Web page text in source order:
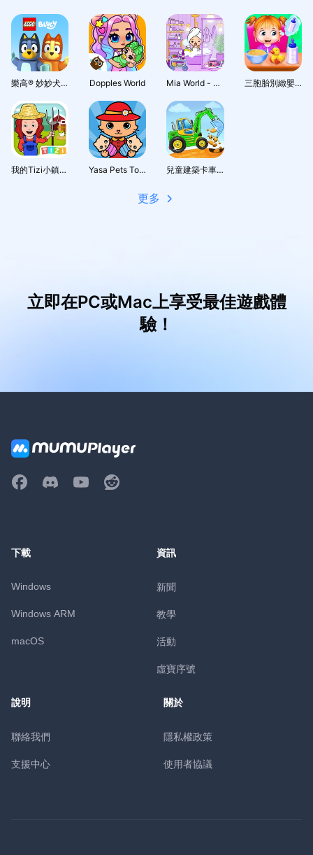
樂高® 妙妙犬布麗 Dopples World Mia World - 迷你童話王國 三胞胎別緻嬰兒護理遊戲
我的Tizi小鎮-農場生活世界 遊戲 Yasa Pets Town 兒童建築卡車遊戲
更多
立即在PC或Mac上享受最佳遊戲體
驗！
下載
Windows
Windows ARM
macOS
資訊
新聞
教學
活動
虛寶序號
說明
聯絡我們
支援中心
關於
隱私權政策
使用者協議